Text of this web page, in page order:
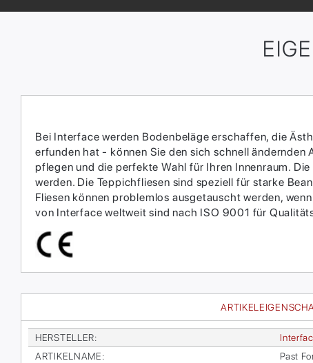
HER­STEL­LER:
AR­TI­KEL­NA­ME:
Past
Bei Interface werden Bodenbeläge erschaffen, die
erfunden hat - können Sie den sich schnell
pflegen und die perfekte Wahl für Ihren Innenraum.​
werden.​ Die Teppichfliesen sind speziell für starke
Fliesen können problemlos ausgetauscht werden,
von Interface weltweit sind nach ISO 9001 für